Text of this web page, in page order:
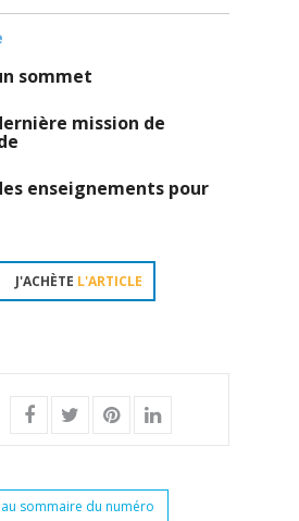
sommet
mission de
enseignements pour
J'ACHÈTE L'ARTICLE
sommaire du numéro